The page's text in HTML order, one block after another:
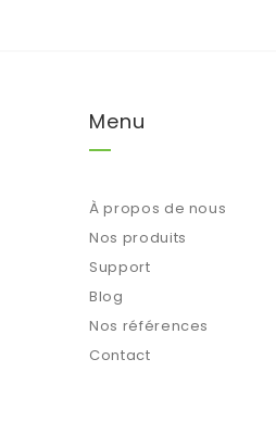
Menu
À propos de nous
Nos produits
Support
Blog
Nos références
Contact